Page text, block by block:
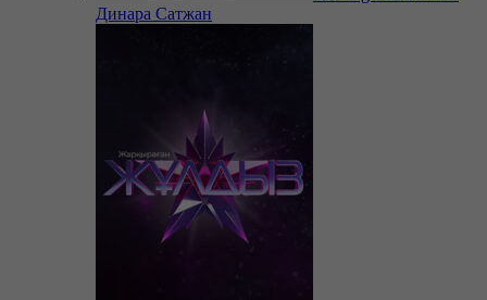
Динара Сатжан